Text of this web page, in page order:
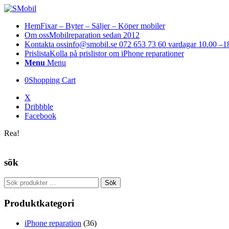
HemFixar – Byter – Säljer – Köper mobiler
Om ossMobilreparation sedan 2012
Kontakta ossinfo@smobil.se 072 653 73 60 vardagar 10.00
PrislistaKolla på prislistor om iPhone reparationer
Menu Menu
0Shopping Cart
X
Dribbble
Facebook
Rea!
sök
Sök
efter:
Sök
Produktkategori
iPhone reparation (36)